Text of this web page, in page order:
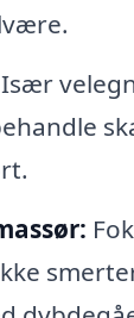
Især